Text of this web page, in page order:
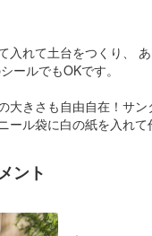
入れて土台をつくり、
ールでもOKです。
大きさも自由自在！サ
ル袋に白の紙を入れて
ント